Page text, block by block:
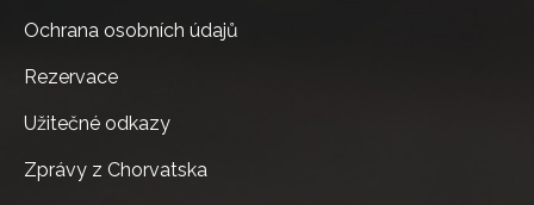
Ochrana osobních údajů
Rezervace
Užitečné odkazy
Zprávy z Chorvatska